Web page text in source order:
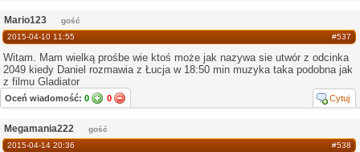
Mario123
gość
#537
2015-04-10 11:55
Witam. Mam wielką prośbe wie ktoś może jak nazywa sie utwór z odcinka
2049 kiedy Daniel rozmawia z Łucja w 18:50 min muzyka taka podobna jak
z filmu Gladiator
Oceń wiadomość: 0 0 Cytuj
Megamania222
gość
#538
2015-04-14 20:36